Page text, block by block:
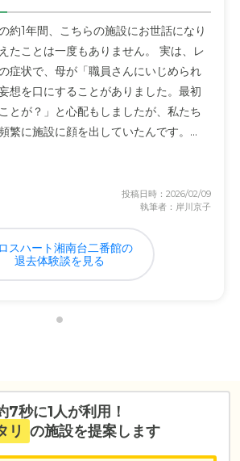
約1年間、こちらの施設にお世話になり
たことは一度もありません。 実は、レ
症状で、母が「職員さんにいじめられ
想を口にすることがありました。最初
とが？」と心配もしましたが、私たち
繁に施設に顔を出していたんです。...
投稿日時：2026/02/09
執筆者：岸川京子
スハート湘南台二番館の
退去体験談を見る
7秒に1人が利用！
リ の施設を提案します